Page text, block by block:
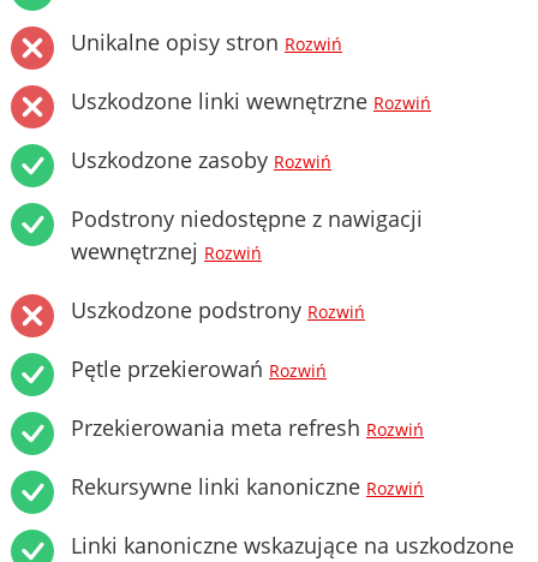
Unikalne opisy stron Rozwiń
Uszkodzone linki wewnętrzne Rozwiń
Uszkodzone zasoby Rozwiń
Podstrony niedostępne z nawigacji
wewnętrznej Rozwiń
Uszkodzone podstrony Rozwiń
Pętle przekierowań Rozwiń
Przekierowania meta refresh Rozwiń
Rekursywne linki kanoniczne Rozwiń
Linki kanoniczne wskazujące na uszkodzone